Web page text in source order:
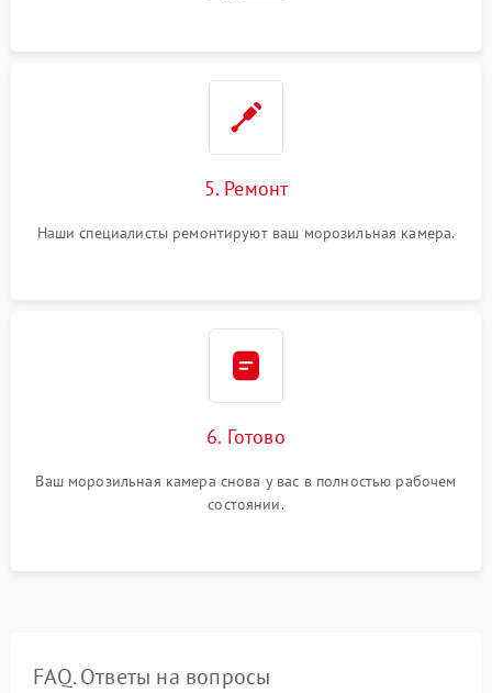
5. Ремонт
Наши специалисты ремонтируют ваш морозильная камера.
6. Готово
Ваш морозильная камера снова у вас в полностью рабочем
состоянии.
FAQ. Ответы на вопросы